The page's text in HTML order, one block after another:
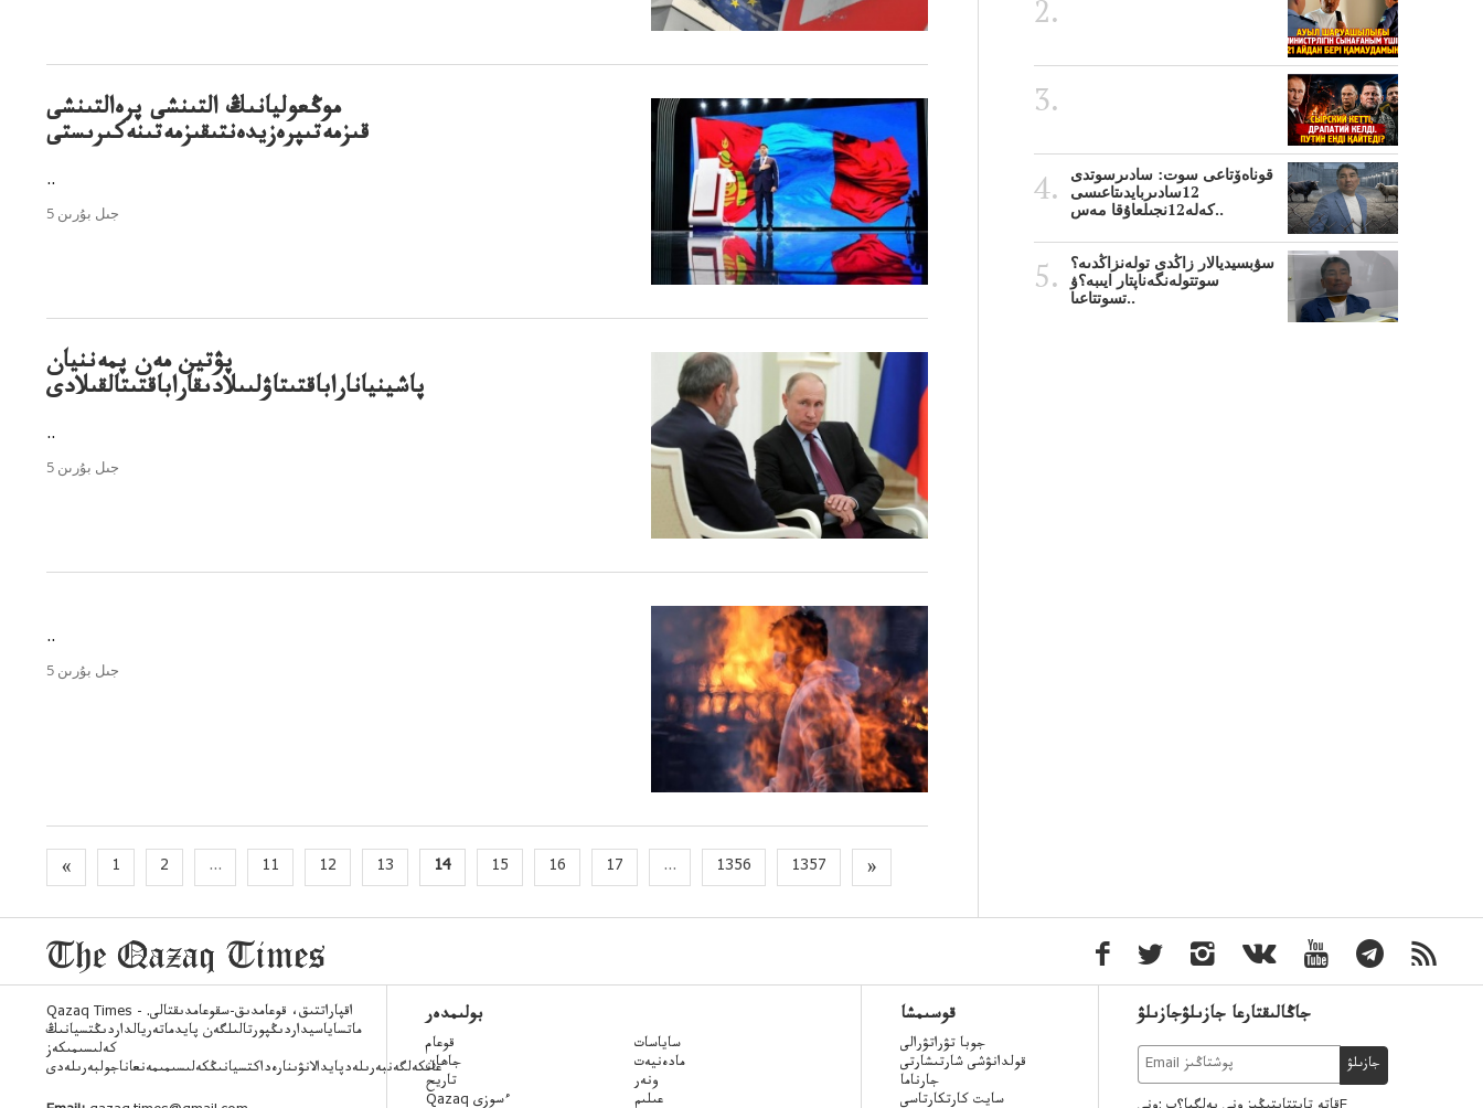
موڭعوليانىڭ التىنشى پرەالتىنشى
قىزمەتىپرەزيدەنتىقىزمەتىنەكىرىستى
..
5 جىل بۇرىن
پۋتين مەن پمەننيان
پاشينياناراباقتىتاۋلىىلادىقاراباقتىتالقىلادى
..
5 جىل بۇرىن
..
5 جىل بۇرىن
« 1 2 ... 11 12 13 14 15 16 17 ... 1356 1357 »
قوناەۆتاعى سوت: سادىرسوتدى
12سادىربايدىتاعىسى
كەلە12نجىلعاۇقا مەس..
سۋبسيديالار زاڭدى تولەنزاڭدىە؟
سوتتولەنگەناپتار ايىبە؟ۋ
تسوتتاعىا..
Qazaq Times - اقپاراتتىق، قوعامدىق-سقوعامدىقتالى.
ماتساياسيداردىڭپورتالىلگەن پايدماتەريالداردىڭتسيانىڭ
كەلىسىمىكەز
عانكەلگەنبەرىلەدپايدالانۋىنارەداكتسيانىڭكەلىسىمىمەنعاناجولبەرىلەدى
بولىمدەر
قوعام
جاھان
تاريح
Qazaq ءسوزى
ساياسات
مادەنيەت
ونەر
عىلىم
قوسىمشا
جوبا تۋراتۋرالى
قولدانۋشى شارتىشارتى
جارناما
سايت كارتكارتاسى
جاڭالىقتارعا جازىلۋجازىلۋ
جازىلۋ